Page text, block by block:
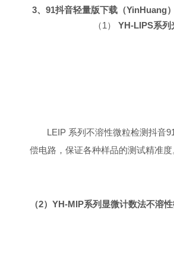
3、91抖音轻量版下载（YinHuang
（1） YH-LIPS系列
LEIP 系列不溶性微粒检测抖音91
偿电路，保证各种样品的测试精准
（2） YH-MIP系列显微计数法不溶